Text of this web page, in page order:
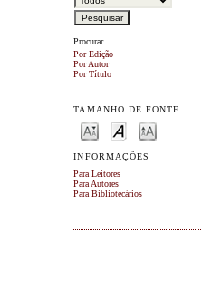
Procurar
Por Edição
Por Autor
Por Título
TAMANHO DE FONTE
INFORMAÇÕES
Para Leitores
Para Autores
Para Bibliotecários